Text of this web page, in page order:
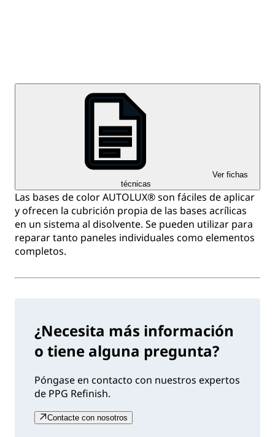
Ver fichas
técnicas
Las bases de color AUTOLUX® son fáciles de aplicar
y ofrecen la cubrición propia de las bases acrílicas
en un sistema al disolvente. Se pueden utilizar para
reparar tanto paneles individuales como elementos
completos.
¿Necesita más información
o tiene alguna pregunta?
Póngase en contacto con nuestros expertos
de PPG Refinish.
Contacte con nosotros